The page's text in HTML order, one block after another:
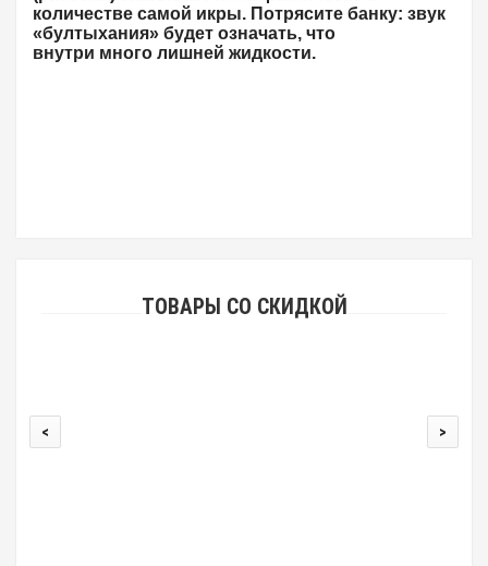
количестве самой икры. Потрясите банку: звук
«бултыхания» будет означать, что
внутри много лишней жидкости.
ТОВАРЫ СО СКИДКОЙ
< >